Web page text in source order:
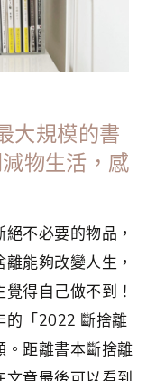
大規模的書
物生活，感
不必要的物品，
能夠改變人生，
得自己做不到！
的「2022 斷捨離
。距離書本斷捨離